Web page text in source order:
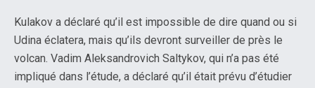
Kulakov a déclaré qu’il est impossible de dire quand ou si
Udina éclatera, mais qu’ils devront surveiller de près le
volcan. Vadim Aleksandrovich Saltykov, qui n’a pas été
impliqué dans l’étude, a déclaré qu’il était prévu d’étudier